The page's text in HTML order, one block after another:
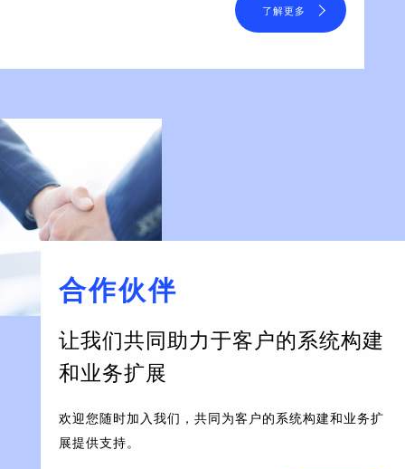
了解更多
合作伙伴
让我们共同助力于客户的系统构建
和业务扩展
欢迎您随时加入我们，共同为客户的系统构建和业务扩
展提供支持。